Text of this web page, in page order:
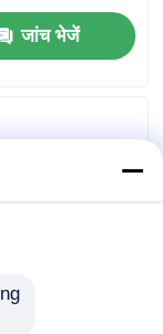
जांच भेजें